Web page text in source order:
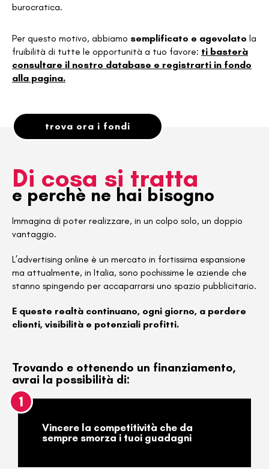
burocratica.
Per questo motivo, abbiamo semplificato e agevolato la
fruibilità di tutte le opportunità a tuo favore: ti basterà
consultare il nostro database e registrarti in fondo
alla pagina.
trova ora i fondi
Di cosa si tratta
e perchè ne hai bisogno
Immagina di poter realizzare, in un colpo solo, un doppio
vantaggio.
L’advertising online è un mercato in fortissima espansione
ma attualmente, in Italia, sono pochissime le aziende che
stanno spingendo per accaparrarsi uno spazio pubblicitario.
E queste realtà continuano, ogni giorno, a perdere
clienti, visibilità e potenziali profitti.
Trovando e ottenendo un finanziamento,
avrai la possibilità di:
1
Vincere la competitività che da
sempre smorza i tuoi guadagni